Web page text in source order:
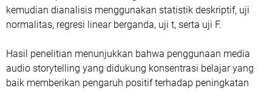
kemudian dianalisis menggunakan statistik deskriptif, uji
normalitas, regresi linear berganda, uji t, serta uji F.
Hasil penelitian menunjukkan bahwa penggunaan media
audio storytelling yang didukung konsentrasi belajar yang
baik memberikan pengaruh positif terhadap peningkatan